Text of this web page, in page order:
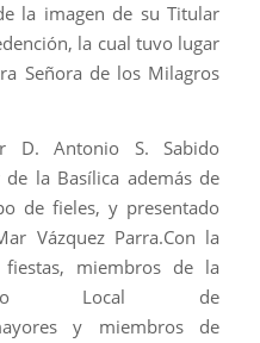
la imagen de su Titular
la cual tuvo lugar
Señora de los Milagros
D. Antonio S. Sabido
la Basílica además de
de fieles, y presentado
Vázquez Parra.Con la
miembros de la
Local de
y miembros de